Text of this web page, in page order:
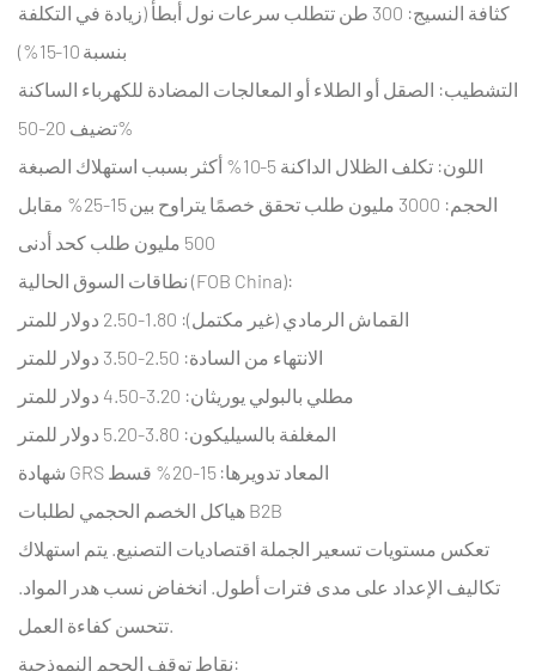
كثافة النسيج: 300 طن تتطلب سرعات نول أبطأ (زيادة في التكلفة
بنسبة 10-15%)
التشطيب: الصقل أو الطلاء أو المعالجات المضادة للكهرباء الساكنة
تضيف 20-50%
اللون: تكلف الظلال الداكنة 5-10% أكثر بسبب استهلاك الصبغة
الحجم: 3000 مليون طلب تحقق خصمًا يتراوح بين 15-25% مقابل
500 مليون طلب كحد أدنى
نطاقات السوق الحالية (FOB China):
القماش الرمادي (غير مكتمل): 1.80-2.50 دولار للمتر
الانتهاء من السادة: 2.50-3.50 دولار للمتر
مطلي بالبولي يوريثان: 3.20-4.50 دولار للمتر
المغلفة بالسيليكون: 3.80-5.20 دولار للمتر
شهادة GRS المعاد تدويرها: 15-20% قسط
هياكل الخصم الحجمي لطلبات B2B
تعكس مستويات تسعير الجملة اقتصاديات التصنيع. يتم استهلاك
تكاليف الإعداد على مدى فترات أطول. انخفاض نسب هدر المواد.
تتحسن كفاءة العمل.
نقاط توقف الحجم النموذجية: